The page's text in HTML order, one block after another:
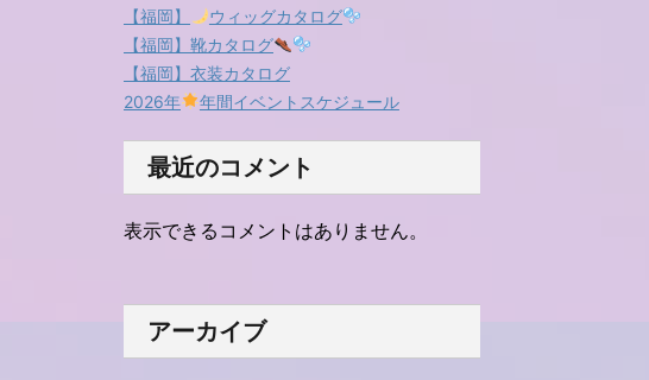
【福岡】
ウィッグカタログ
【福岡】靴カタログ
【福岡】衣装カタログ
2026年
年間イベントスケジュール
最近のコメント
表示できるコメントはありません。
アーカイブ